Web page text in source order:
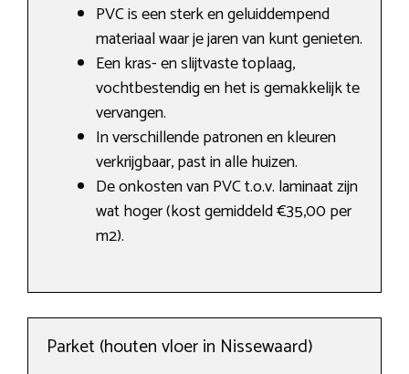
PVC is een sterk en geluiddempend
materiaal waar je jaren van kunt genieten.
Een kras- en slijtvaste toplaag,
vochtbestendig en het is gemakkelijk te
vervangen.
In verschillende patronen en kleuren
verkrijgbaar, past in alle huizen.
De onkosten van PVC t.o.v. laminaat zijn
wat hoger (kost gemiddeld €35,00 per
m2).
Parket (houten vloer in Nissewaard)